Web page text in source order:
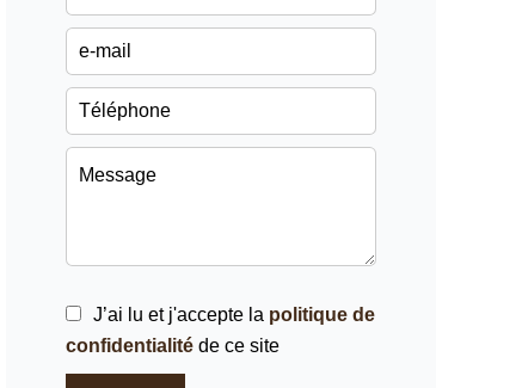
J’ai lu et j'accepte la politique de
confidentialité de ce site